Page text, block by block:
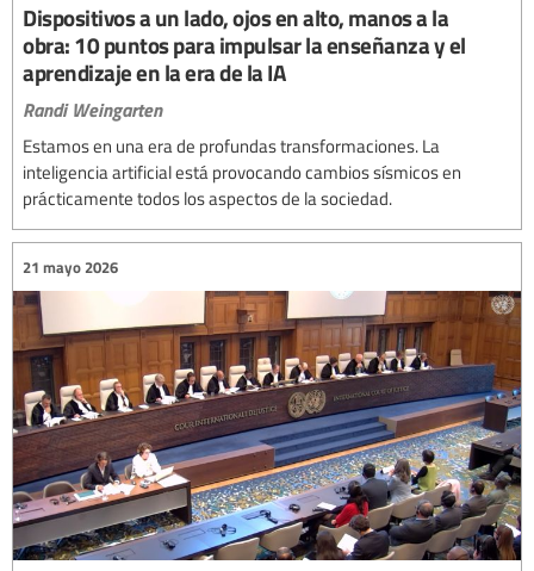
Dispositivos a un lado, ojos en alto, manos a la
obra: 10 puntos para impulsar la enseñanza y el
aprendizaje en la era de la IA
Randi Weingarten
Estamos en una era de profundas transformaciones. La
inteligencia artificial está provocando cambios sísmicos en
prácticamente todos los aspectos de la sociedad.
21 mayo 2026